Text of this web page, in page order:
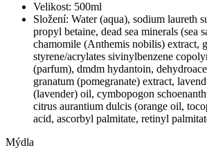
Velikost: 500ml
Složení: Water (aqua), sodium laureth
propyl betaine, dead sea minerals (sea
chamomile (Anthemis nobilis) extract,
styrene/acrylates sivinylbenzene
(parfum), dmdm hydantoin,
granatum (pomegranate) extract,
(lavender) oil, cymbopogon
citrus aurantium dulcis (orange oil,
acid, ascorbyl palmitate, retinyl
Mýdla